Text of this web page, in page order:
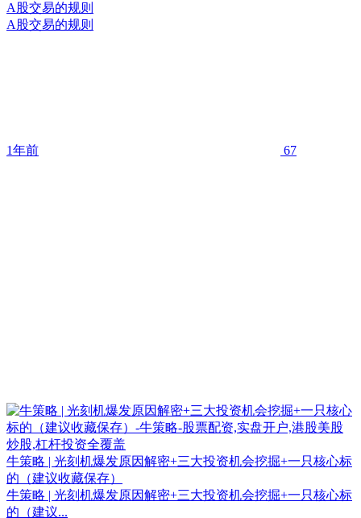
A股交易的规则
A股交易的规则
1年前 67
牛策略 | 光刻机爆发原因解密+三大投资机会挖掘+一只核心标
的（建议收藏保存）
牛策略 | 光刻机爆发原因解密+三大投资机会挖掘+一只核心标
的（建议...